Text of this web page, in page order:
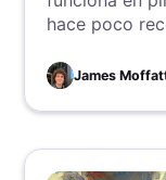
hace poco
respuesta es
identificar
implementar
James